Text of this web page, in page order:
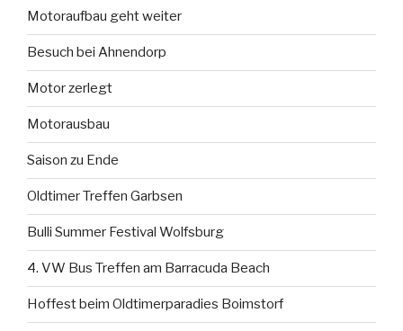
Motoraufbau geht weiter
Besuch bei Ahnendorp
Motor zerlegt
Motorausbau
Saison zu Ende
Oldtimer Treffen Garbsen
Bulli Summer Festival Wolfsburg
4. VW Bus Treffen am Barracuda Beach
Hoffest beim Oldtimerparadies Boimstorf